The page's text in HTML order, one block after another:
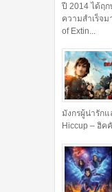
ปี 2014 ได้ฤ
ความสำเร็จม
of Extin...
มังกรผู้น่ารัก
Hiccup – ฮิคคั